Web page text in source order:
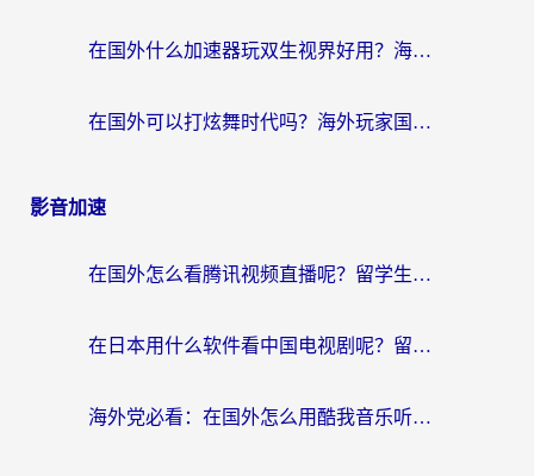
在国外什么加速器玩双生视界好用？海外党亲测不踩坑的终极指南
在国外可以打炫舞时代吗？海外玩家国服游戏加速全攻略（附实测推荐）
影音加速
在国外怎么看腾讯视频直播呢？留学生亲测有效的回国加速指南
在日本用什么软件看中国电视剧呢？留学生亲测有效的回国加速方案
海外党必看：在国外怎么用酷我音乐听音乐？告别“地区不支持”的实用指南